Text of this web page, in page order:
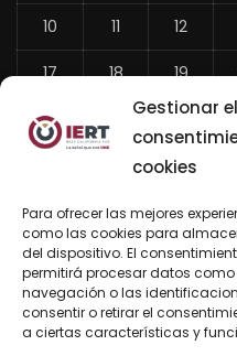
Gestionar el
cookies
Para ofrecer las mejores
como las cookies para
del dispositivo. El
permitirá procesar datos
navegación o las
consentir o retirar el
a ciertas características y
10 11 12
17 18 19
24 26
BUSCAR AHORA